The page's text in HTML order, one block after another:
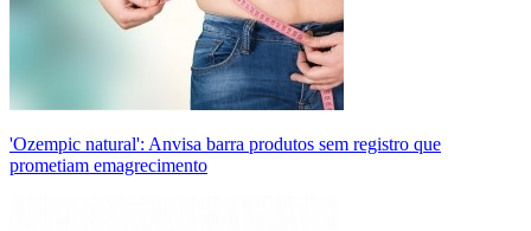
'Ozempic natural': Anvisa barra produtos sem registro que
prometiam emagrecimento